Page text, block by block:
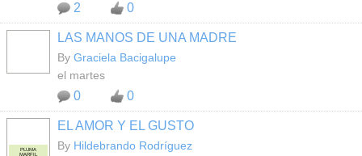
2 0
LAS MANOS DE UNA MADRE
By Graciela Bacigalupe
el martes
0 0
PLUMA
MARFIL
EL AMOR Y EL GUSTO
By Hildebrando Rodríguez